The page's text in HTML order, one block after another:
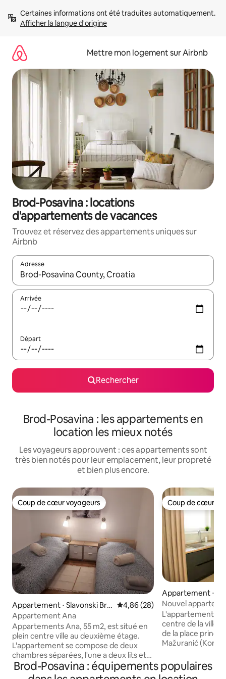
directement
Afficher la langue d'origine
Mettre mon logement sur Airbnb
Brod-Posavina : locations
d'appartements de vacances
Trouvez et réservez des appartements uniques sur
Airbnb
Adresse
Lorsque les résultats s'affichent, utilisez les flèches vers le
Arrivée
Départ
Rechercher
Brod-Posavina : les appartements en
location les mieux notés
Les voyageurs approuvent : ces appartements sont
très bien notés pour leur emplacement, leur propreté
et bien plus encore.
Coup de cœur voyageurs
Coup de cœur voyageurs
Appartement ⋅ Slavonski Bro
d
Évaluation moyenne sur la
4,86 (28)
Appartement Ana
Appartements Ana, 55 m2, est situé en
plein centre ville au deuxième étage.
L'appartement se compose de deux
chambres séparées, l'une a deux lits et
l'autre a un lit king size. En outre, il y a un
salon avec un canapé dans chaque
Coup de cœur
Coup de cœur
Appartement ⋅
Nouvel
centre-ville,
L'appartement
centre de la ville,
de la place
Mažuranić (Korzo). Nouvel
nouvellement
intérieur
Brod-Posavina : équipements populaires